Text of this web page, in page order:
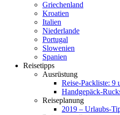
Griechenland
Kroatien
Italien
Niederlande
Portugal
Slowenien
Spanien
Reisetipps
Ausrüstung
Reise-Packliste: 9
Handgepäck-
Reiseplanung
2019 – Urlaubs-